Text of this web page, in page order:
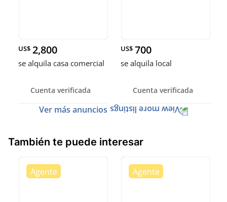
US$ 2,800
se alquila casa comercial
Cuenta verificada
US$ 700
se alquila local
Cuenta verificada
Ver más anuncios
También te puede interesar